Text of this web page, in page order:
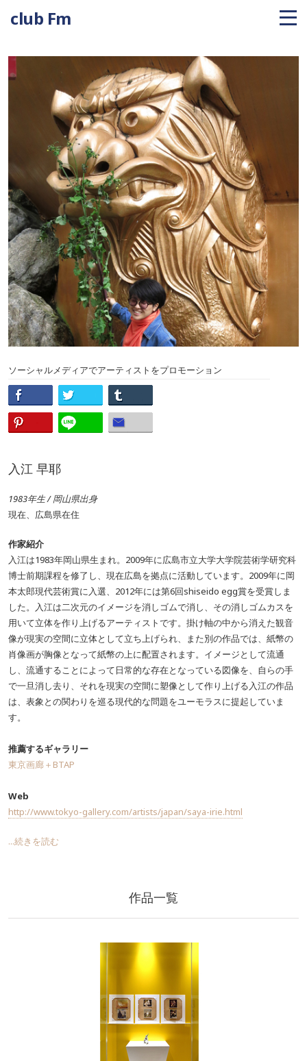
club Fm
ソーシャルメディアでアーティストをプロモーション
入江 早耶
1983年生 / 岡山県出身
現在、広島県在住
作家紹介
入江は1983年岡山県生まれ。2009年に広島市立大学大学院芸術学研究科
博士前期課程を修了し、現在広島を拠点に活動しています。2009年に岡
本太郎現代芸術賞に入選、2012年には第6回shiseido egg賞を受賞しま
した。入江は二次元のイメージを消しゴムで消し、その消しゴムカスを
用いて立体を作り上げるアーティストです。掛け軸の中から消えた観音
像が現実の空間に立体として立ち上げられ、また別の作品では、紙幣の
肖像画が胸像となって紙幣の上に配置されます。イメージとして流通
し、流通することによって日常的な存在となっている図像を、自らの手
で一旦消し去り、それを現実の空間に塑像として作り上げる入江の作品
は、表象との関わりを巡る現代的な問題をユーモラスに提起していま
す。
推薦するギャラリー
東京画廊＋BTAP
Web
http://www.tokyo-gallery.com/artists/japan/saya-irie.html
...続きを読む
作品一覧